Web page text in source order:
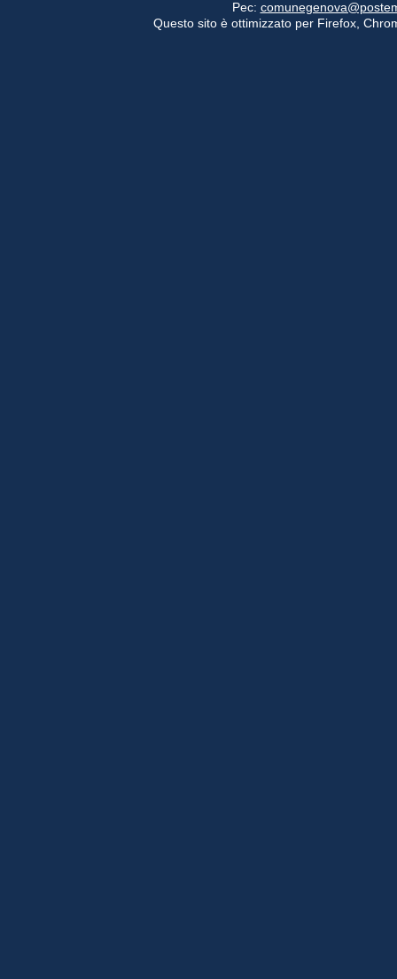
Pec:
Questo sito è ottimizzato per Firefox,